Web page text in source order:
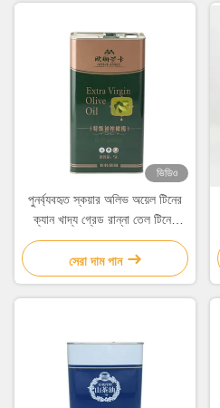
ভিডিও
পুনর্ব্যবহৃত স্কয়ার অলিভ অয়েল টিনের
ক্যান খাদ্য গ্রেড রান্না তেল টিনের
ক্যান
সেরা দাম পান